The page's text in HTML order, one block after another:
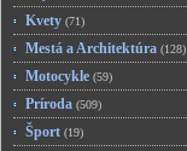
Kvety (71)
Mestá a Architektúra (128)
Motocykle (59)
Príroda (509)
Šport (19)